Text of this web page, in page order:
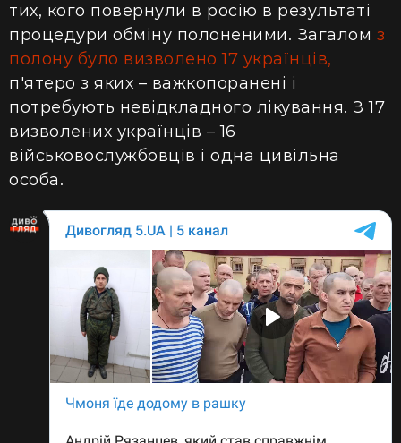
тих, кого повернули в росію в результаті
процедури обміну полоненими. Загалом з
полону було визволено 17 українців,
п'ятеро з яких – важкопоранені і
потребують невідкладного лікування. З 17
визволених українців – 16
військовослужбовців і одна цивільна
особа.